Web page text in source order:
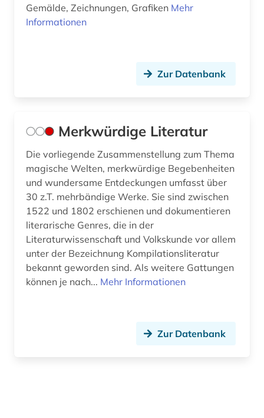
Gemälde, Zeichnungen, Grafiken Mehr
Informationen
Zur Datenbank
Merkwürdige Literatur
Die vorliegende Zusammenstellung zum Thema
magische Welten, merkwürdige Begebenheiten
und wundersame Entdeckungen umfasst über
30 z.T. mehrbändige Werke. Sie sind zwischen
1522 und 1802 erschienen und dokumentieren
literarische Genres, die in der
Literaturwissenschaft und Volkskunde vor allem
unter der Bezeichnung Kompilationsliteratur
bekannt geworden sind. Als weitere Gattungen
können je nach... Mehr Informationen
Zur Datenbank